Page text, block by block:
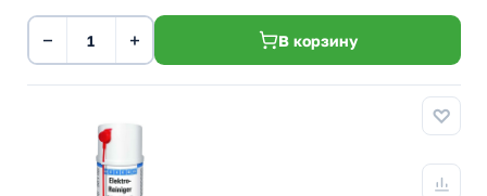
− + В корзину